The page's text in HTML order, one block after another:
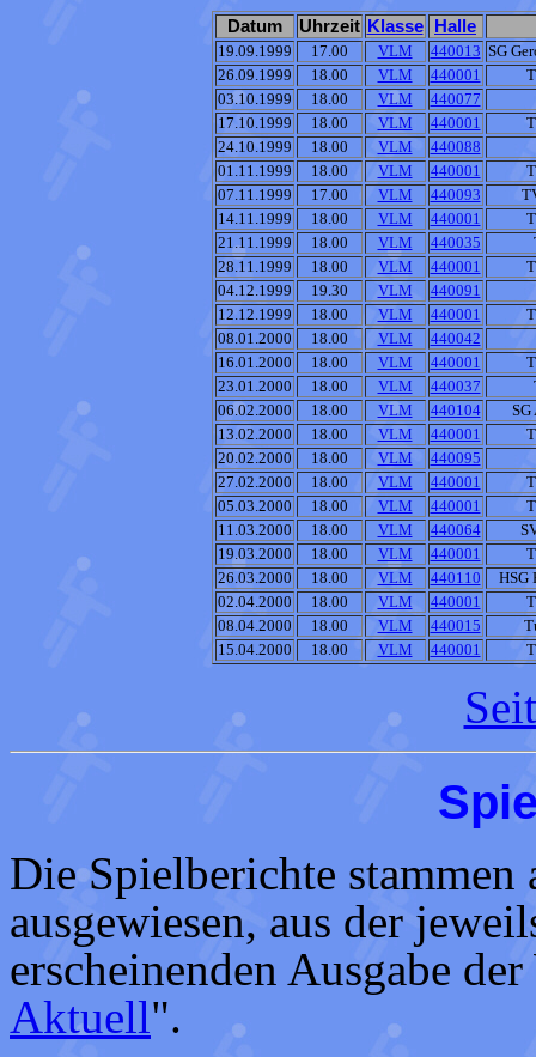
Datum Uhrzeit Klasse Halle
19.09.1999 17.00 VLM 440013 SG
26.09.1999
18.00 VLM 440001
03.10.1999
18.00 VLM 440077
17.10.1999
18.00 VLM 440001
24.10.1999
18.00 VLM
440088
01.11.1999
18.00 VLM 440001
07.11.1999
17.00 VLM 440093
14.11.1999
18.00 VLM 440001
21.11.1999
18.00 VLM 440035
28.11.1999
18.00 VLM 440001
04.12.1999
19.30 VLM
440091
12.12.1999
18.00 VLM 440001
08.01.2000
18.00 VLM
440042
16.01.2000
18.00 VLM 440001
23.01.2000
18.00 VLM 440037
06.02.2000
18.00 VLM 440104
SG
13.02.2000
18.00 VLM 440001
20.02.2000
18.00 VLM
440095
27.02.2000
18.00 VLM 440001
05.03.2000
18.00 VLM 440001
11.03.2000
18.00 VLM 440064
19.03.2000
18.00 VLM 440001
26.03.2000
18.00 VLM 440110
HSG
02.04.2000
18.00 VLM 440001
08.04.2000
18.00 VLM 440015
15.04.2000
18.00 VLM 440001
Die Spielberichte
ausgewiesen, aus der
erscheinenden Ausgabe
Aktuell".